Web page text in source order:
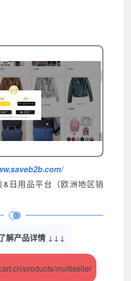
日用品平台（欧洲地区销
解产品详情 ↓↓↓
products/multiseller